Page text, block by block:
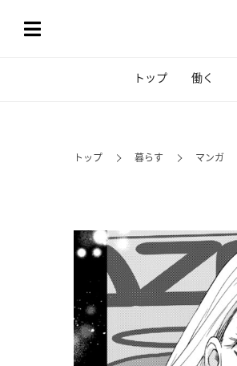
トップ 働く
トップ 暮らす マンガ